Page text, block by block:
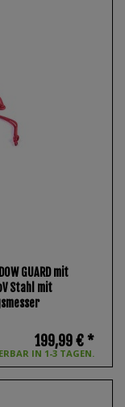
GUARD mit
Stahl mit
IN 1-3 TAGEN.
199,99 € *